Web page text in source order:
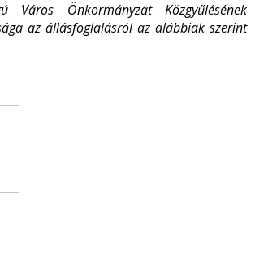
Város Önkormányzat Közgyűlésének
az állásfoglalásról az alábbiak szerint